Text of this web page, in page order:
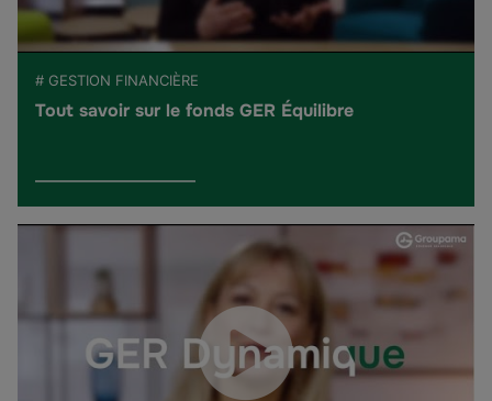
# GESTION FINANCIÈRE
Tout savoir sur le fonds GER Équilibre